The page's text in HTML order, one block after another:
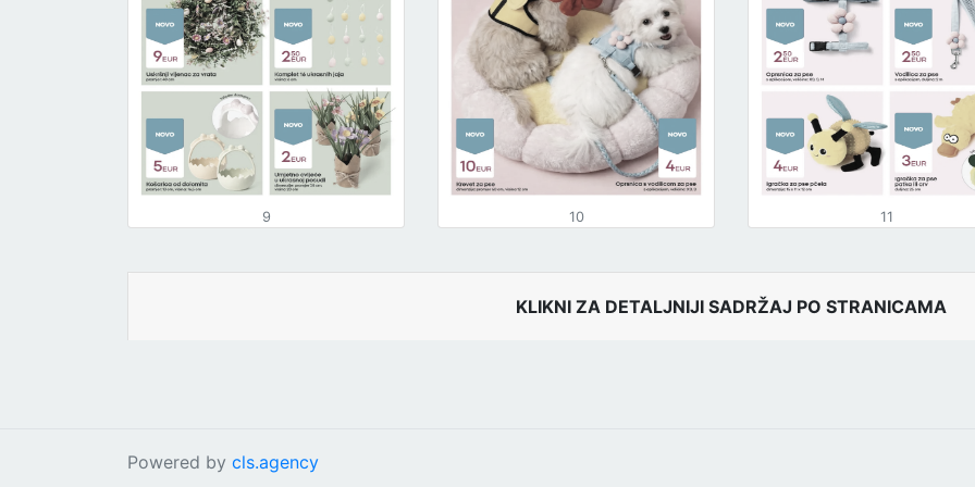
9 10 11
KLIKNI ZA DETALJNIJI SADRŽAJ PO STRANICAMA
Powered by cls.agency